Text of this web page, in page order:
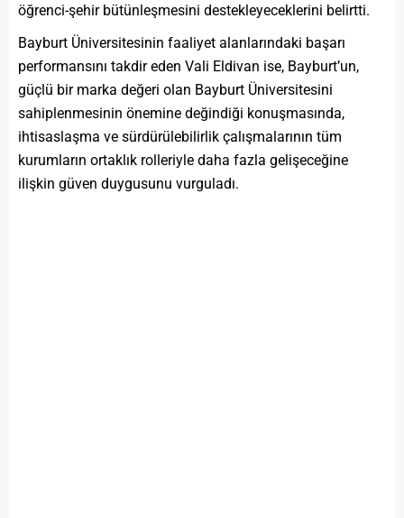
öğrenci-şehir bütünleşmesini destekleyeceklerini belirtti.
Bayburt Üniversitesinin faaliyet alanlarındaki başarı
performansını takdir eden Vali Eldivan ise, Bayburt’un,
güçlü bir marka değeri olan Bayburt Üniversitesini
sahiplenmesinin önemine değindiği konuşmasında,
ihtisaslaşma ve sürdürülebilirlik çalışmalarının tüm
kurumların ortaklık rolleriyle daha fazla gelişeceğine
ilişkin güven duygusunu vurguladı.